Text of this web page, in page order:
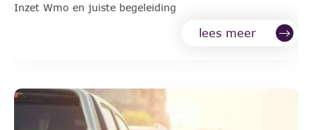
Inzet Wmo en juiste begeleiding
lees meer